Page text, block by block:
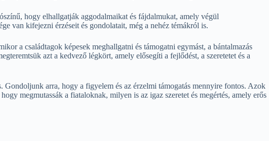
hogy elhallgatják aggodalmaikat és fájdalmukat, amely végül
van kifejezni érzéseit és gondolatait, még a nehéz témákról is.
a családtagok képesek meghallgatni és támogatni egymást, a bántalmazás
azt a kedvező légkört, amely elősegíti a fejlődést, a szeretetet és a
arra, hogy a figyelem és az érzelmi támogatás mennyire fontos. Azok
megmutassák a fiataloknak, milyen is az igaz szeretet és megértés, amely erős